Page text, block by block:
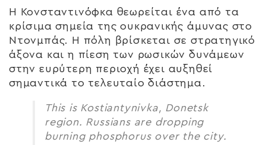
Η Κονσταντινόφκα θεωρείται ένα από τα
κρίσιμα σημεία της ουκρανικής άμυνας στο
Ντονμπάς. Η πόλη βρίσκεται σε στρατηγικό
άξονα και η πίεση των ρωσικών δυνάμεων
στην ευρύτερη περιοχή έχει αυξηθεί
σημαντικά το τελευταίο διάστημα.
This is Kostiantynivka, Donetsk
region. Russians are dropping
burning phosphorus over the city.